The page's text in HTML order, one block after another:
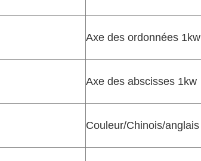
Axe des ordonnées 1kw
Axe des abscisses 1kw
Couleur/Chinois/anglais